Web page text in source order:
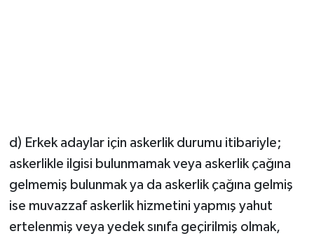
d) Erkek adaylar için askerlik durumu itibariyle;
askerlikle ilgisi bulunmamak veya askerlik çağına
gelmemiş bulunmak ya da askerlik çağına gelmiş
ise muvazzaf askerlik hizmetini yapmış yahut
ertelenmiş veya yedek sınıfa geçirilmiş olmak,